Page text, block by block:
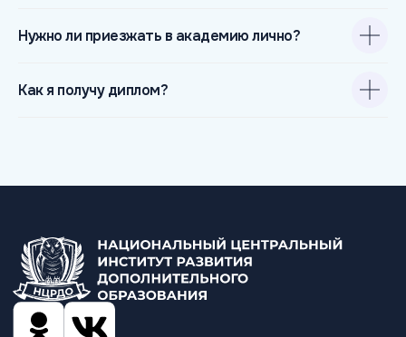
Нужно ли приезжать в академию лично?
Как я получу диплом?